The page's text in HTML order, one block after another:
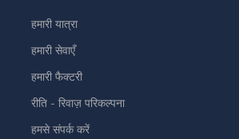
हमारी यात्रा
हमारी सेवाएँ
हमारी फैक्टरी
रीति - रिवाज़ परिकल्पना
हमसे संपर्क करें